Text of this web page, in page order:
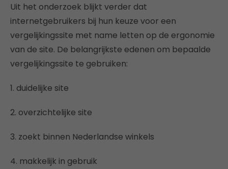
Uit het onderzoek blijkt verder dat
internetgebruikers bij hun keuze voor een
vergelijkingssite met name letten op de ergonomie
van de site. De belangrijkste edenen om bepaalde
vergelijkingssite te gebruiken:
1. duidelijke site
2. overzichtelijke site
3. zoekt binnen Nederlandse winkels
4. makkelijk in gebruik